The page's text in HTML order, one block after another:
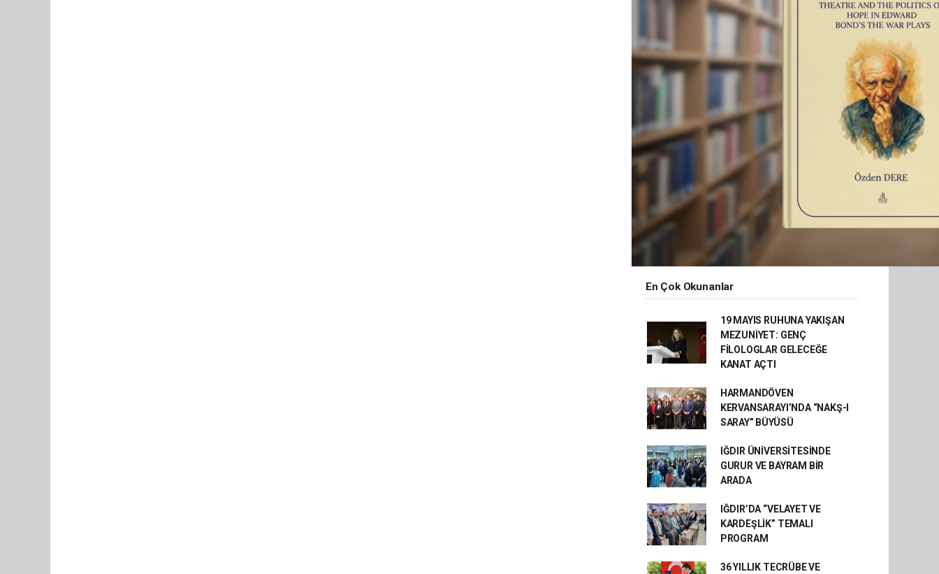
En Çok Okunanlar
19 MAYIS RUHUNA YAKIŞAN
MEZUNİYET: GENÇ
FİLOLOGLAR GELECEĞE
KANAT AÇTI
HARMANDÖVEN
KERVANSARAYI’NDA “NAKŞ-I
SARAY” BÜYÜSÜ
IĞDIR ÜNİVERSİTESİNDE
GURUR VE BAYRAM BİR
ARADA
IĞDIR’DA “VELAYET VE
KARDEŞLİK” TEMALI
PROGRAM
36 YILLIK TECRÜBE VE